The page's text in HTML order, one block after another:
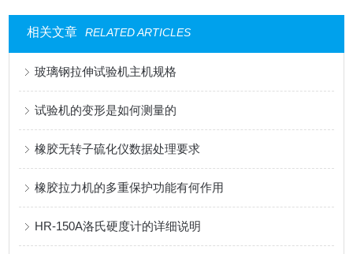
相关文章 RELATED ARTICLES
玻璃钢拉伸试验机主机规格
试验机的变形是如何测量的
橡胶无转子硫化仪数据处理要求
橡胶拉力机的多重保护功能有何作用
HR-150A洛氏硬度计的详细说明